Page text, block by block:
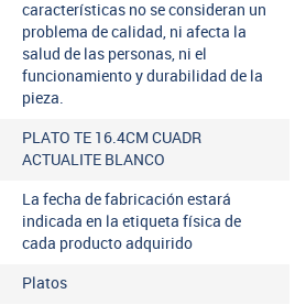
características no se consideran un
problema de calidad, ni afecta la
salud de las personas, ni el
funcionamiento y durabilidad de la
pieza.
PLATO TE 16.4CM CUADR
ACTUALITE BLANCO
La fecha de fabricación estará
indicada en la etiqueta física de
cada producto adquirido
Platos